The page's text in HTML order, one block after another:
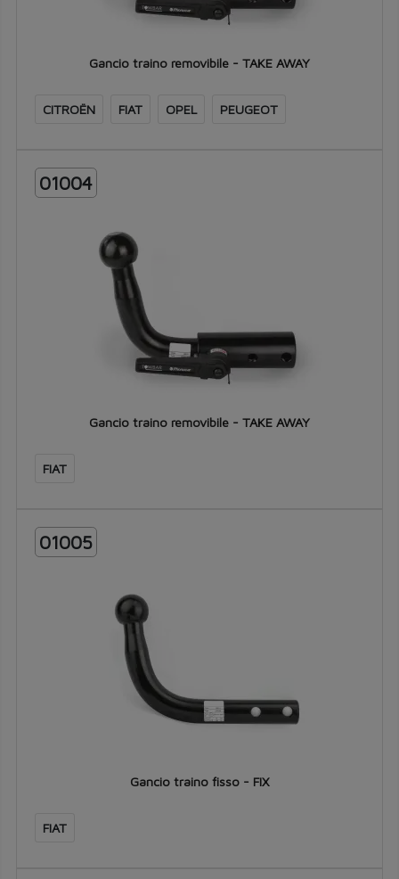
Gancio traino removibile - TAKE AWAY
CITROËN FIAT OPEL PEUGEOT
01004
Gancio traino removibile - TAKE AWAY
FIAT
01005
Gancio traino fisso - FIX
FIAT